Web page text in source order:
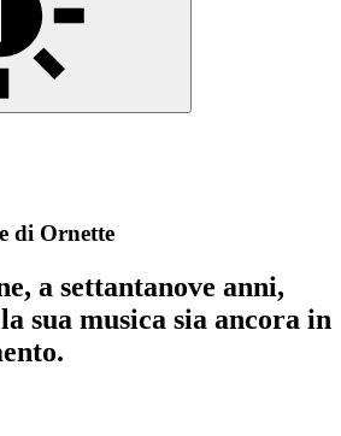
di Ornette
a settantanove anni,
sua musica sia ancora in